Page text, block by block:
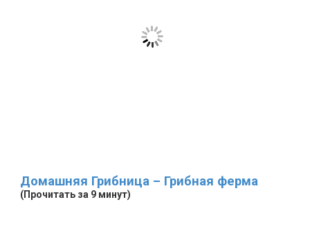
Домашняя Грибница – Грибная ферма
(Прочитать за 9 минут)